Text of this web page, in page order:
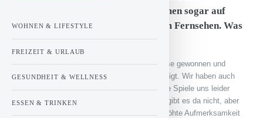
Würzburg war groß. Die Spiele kamen sogar auf
Sport 1 und im ersten Programm im Fernsehen. Was
bedeutet das für die Viktoria?
Wir haben dadurch mehr öffentliches Interesse gewonnen und
unsere Arbeit wird auch offensichtlich gewürdigt. Wir haben auch
mehr Zuschauer erreicht. Finanziell haben die Spiele uns leider
keinen Vorteil gebracht, denn Fernsehgelder gibt es da nicht, aber
für die Sponsoren und die Region war die erhöhte Aufmerksamkeit
WOHNEN & LIFESTYLE
FREIZEIT & URLAUB
GESUNDHEIT & WELLNESS
ESSEN & TRINKEN